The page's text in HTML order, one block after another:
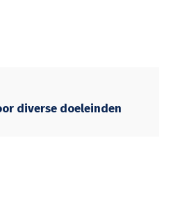
diverse doeleinden